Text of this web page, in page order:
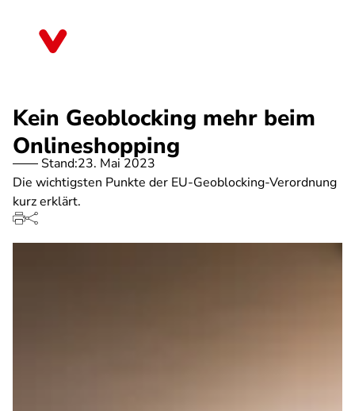
Kein Geoblocking mehr beim
Onlineshopping
Stand:23. Mai 2023
Die wichtigsten Punkte der EU-Geoblocking-Verordnung
kurz erklärt.